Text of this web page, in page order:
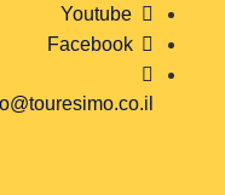
Youtube
Facebook